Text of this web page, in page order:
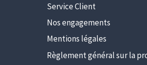
Service Client
Nos engagements
Mentions légales
Règlement général sur la